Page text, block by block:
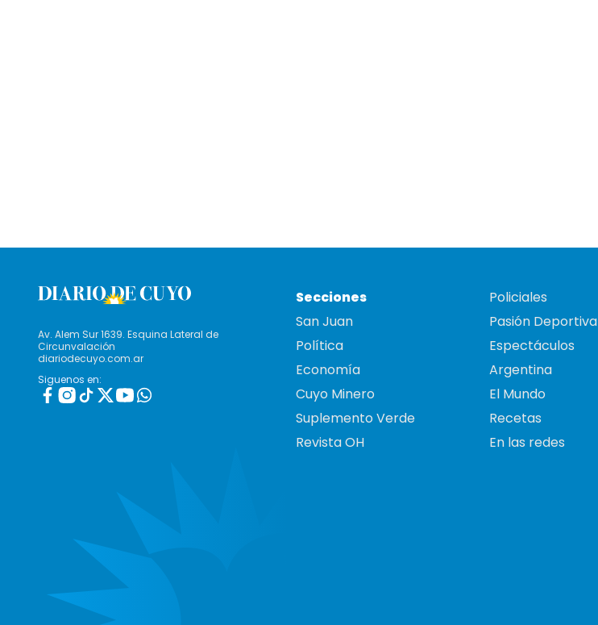
Av. Alem Sur 1639. Esquina Lateral de
Circunvalación
diariodecuyo.com.ar
Siguenos en:
Secciones
San Juan
Política
Economía
Cuyo Minero
Suplemento Verde
Revista OH
Policiales
Pasión Deportiva
Espectáculos
Argentina
El Mundo
Recetas
En las redes